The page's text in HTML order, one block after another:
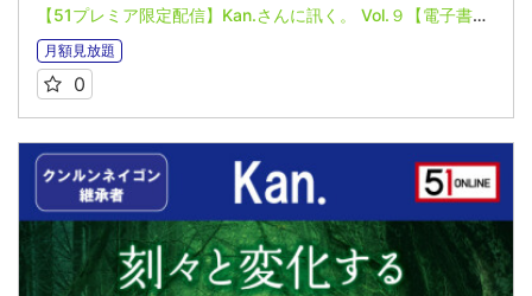
【51プレミア限定配信】Kan.さんに訊く。 Vol.９【電子書籍】宇宙と人は叡智でつながっている〜叡智と迷信〜
月額見放題
0